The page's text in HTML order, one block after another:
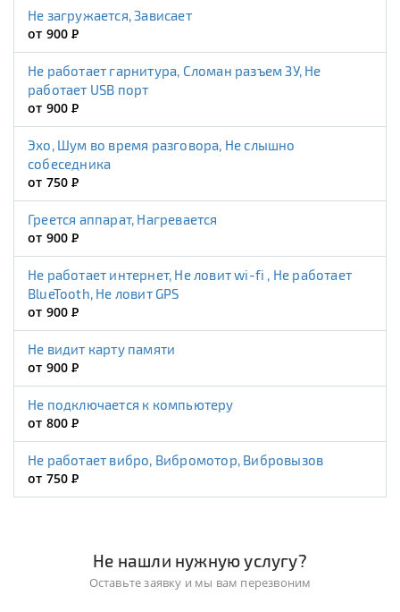
Не загружается, Зависает
от 900Р
Не работает гарнитура, Сломан разъем ЗУ, Не
работает USB порт
от 900Р
Эхо, Шум во время разговора, Не слышно
собеседника
от 750Р
Греется аппарат, Нагревается
от 900Р
Не работает интернет, Не ловит wi-fi , Не работает
BlueTooth, Не ловит GPS
от 900Р
Не видит карту памяти
от 900Р
Не подключается к компьютеру
от 800Р
Не работает вибро, Вибромотор, Вибровызов
от 750Р
Не нашли нужную услугу?
Оставьте заявку и мы вам перезвоним